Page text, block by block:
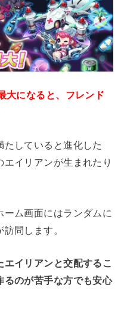
大になると、フレンド
たしていると進化した
イリアンが生まれたり
ーム画面にはランダムに
問します。
イリアンと交配するこ
るのが苦手な方でも安心